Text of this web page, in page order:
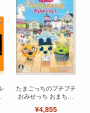
たまごっちのプチプチ
おみせっち おまちど
¥4,855